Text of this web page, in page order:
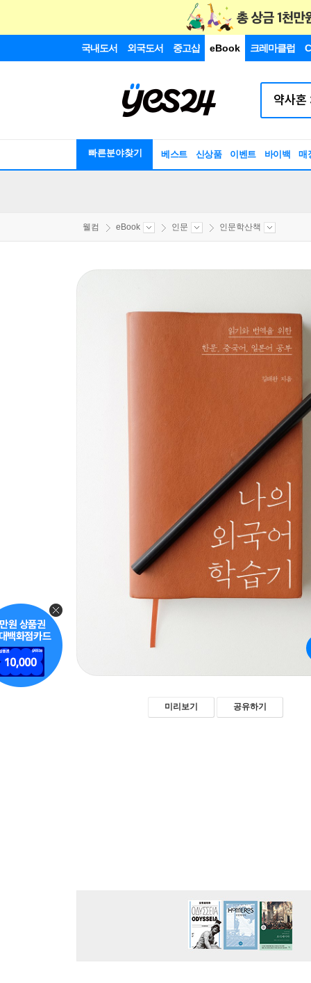
국내도서 외국도서 중고샵 eBook 크레마클럽
빠른분야찾기 베스트 신상품 이벤트 바이백 매
웰컴 eBook 인문 인문학산책
미리보기 공유하기